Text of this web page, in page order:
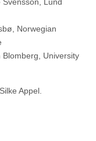
Lund
Norwegian
University
Appel.